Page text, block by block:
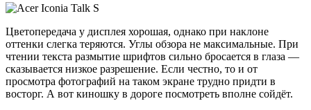
Цветопередача у дисплея хорошая, однако при наклоне
оттенки слегка теряются. Углы обзора не максимальные. При
чтении текста размытие шрифтов сильно бросается в глаза —
сказывается низкое разрешение. Если честно, то и от
просмотра фотографий на таком экране трудно придти в
восторг. А вот киношку в дороге посмотреть вполне сойдёт.